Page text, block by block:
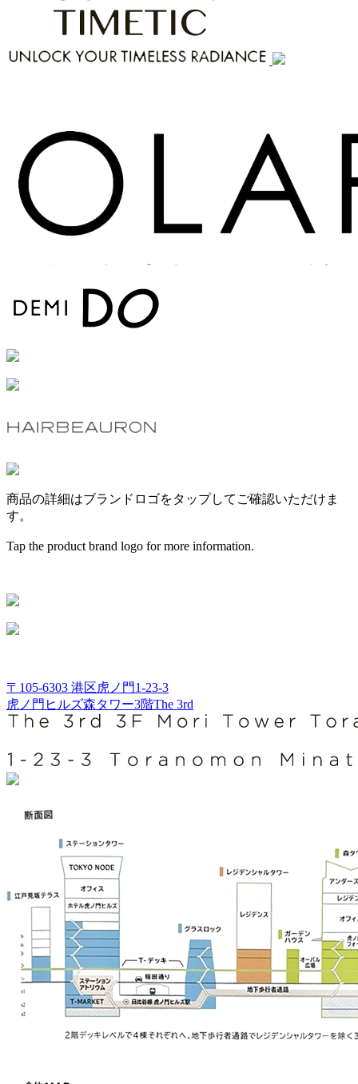
商品の詳細はブランドロゴをタップしてご確認いただけま
す。
Tap the product brand logo for more information.
〒105-6303 港区虎ノ門1-23-3
虎ノ門ヒルズ森タワー3階The 3rd